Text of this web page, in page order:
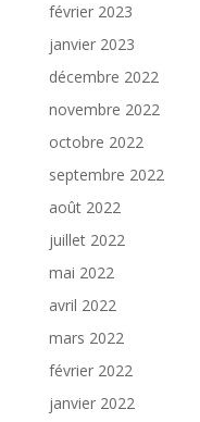
février 2023
janvier 2023
décembre 2022
novembre 2022
octobre 2022
septembre 2022
août 2022
juillet 2022
mai 2022
avril 2022
mars 2022
février 2022
janvier 2022